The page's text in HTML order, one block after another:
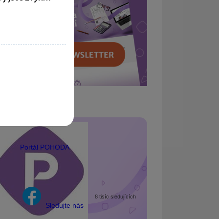
Portál POHODA
Sledujte nás
8 tisíc sledujících